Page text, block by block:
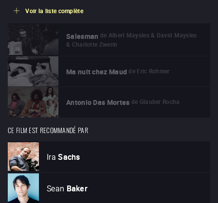
Voir la liste complète
Salesman de Albert Maysles & David Maysles
& Charlotte Zwerin
Ma nuit chez Maud de Eric Rohmer
Antonio Das Mortes de Glauber Rocha
CE FILM EST RECOMMANDÉ PAR
Ira Sachs
Sean Baker